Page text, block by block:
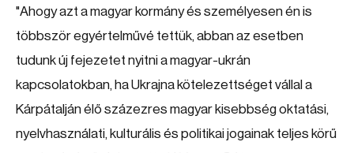
"Ahogy azt a magyar kormány és személyesen én is
többször egyértelművé tettük, abban az esetben
tudunk új fejezetet nyitni a magyar-ukrán
kapcsolatokban, ha Ukrajna kötelezettséget vállal a
Kárpátalján élő százezres magyar kisebbség oktatási,
nyelvhasználati, kulturális és politikai jogainak teljes körű